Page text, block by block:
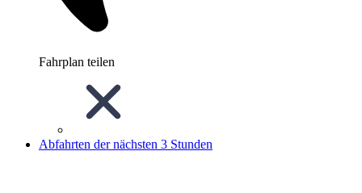
Fahrplan teilen
Abfahrten der nächsten 3 Stunden